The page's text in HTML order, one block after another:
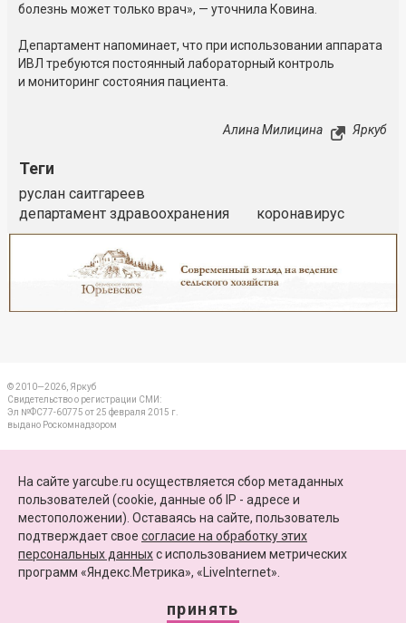
болезнь может только врач», — уточнила Ковина.
Департамент напоминает, что при использовании аппарата
ИВЛ требуются постоянный лабораторный контроль
и мониторинг состояния пациента.
Алина Милицина Яркуб
Теги
руслан саитгареев
департамент здравоохранения
коронавирус
© 2010—2026, Яркуб
Свидетельство о регистрации СМИ:
Эл №ФС77-60775 от 25 февраля 2015 г.
выдано Роскомнадзором
ПАРТНЕРЫ
КАРТА САЙТА
+7 (4852) 64-15-52
Сайт функционирует при финансовой поддержке Министерства цифрового развития,
На сайте yarcube.ru осуществляется сбор метаданных
пользователей (cookie, данные об IP - адресе и
местоположении). Оставаясь на сайте, пользователь
подтверждает свое согласие на обработку этих
персональных данныхc использованием метрических
программ «Яндекс.Метрика», «LiveInternet».
принять